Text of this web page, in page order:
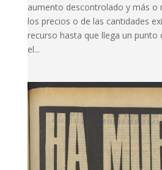
aumento descontrolado y más o
los precios o de las cantidades
recurso hasta que llega un punto
el...